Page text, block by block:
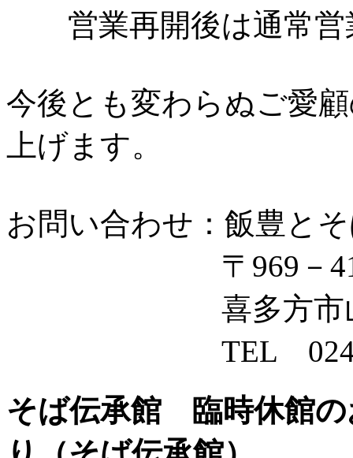
営業再開後は通常営
今後とも変わらぬご愛
上げます。
お問い合わせ：飯豊と
〒969－
喜多方市山都町
TEL 0241－
そば伝承館 臨時休館